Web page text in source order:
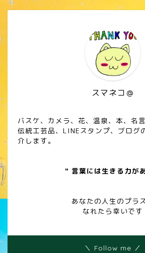
スマネコ＠
バスケ、カメラ、花、温泉、本、名
伝統工芸品、LINEスタンプ、ブログ
介します。
" 言葉には生きる力が
あなたの人生のプラ
なれたら幸いです
＼ Follow me ／